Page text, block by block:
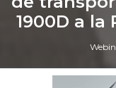
1900D a la